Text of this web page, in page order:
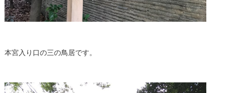
本宮入り口の三の鳥居です。